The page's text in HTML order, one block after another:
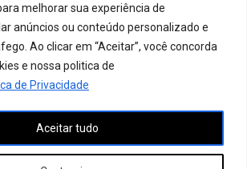
melhorar sua experiência de
anúncios ou conteúdo personalizado e
Ao clicar em “Aceitar”, você concorda
e nossa politica de
de Privacidade
Aceitar tudo
site, você concorda com nossos
e Política de Privacidade. Este site
patrocinados, incluindo do Google
de afiliados. Podemos receber uma
feitas através desses links. o
presente, incluindo textos, é protegido
e não pode ser reproduzido,